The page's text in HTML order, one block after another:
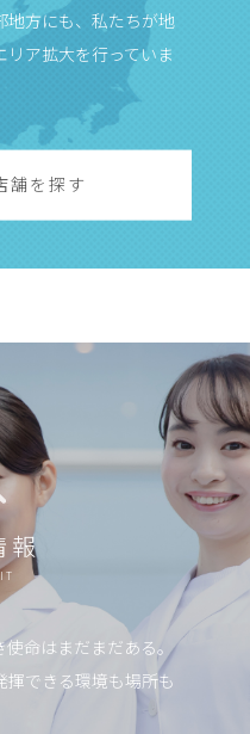
地方にも、私たちが地
ア拡大を行っていま
舗を探す
報
使命はまだまだある。
揮できる環境も場所も